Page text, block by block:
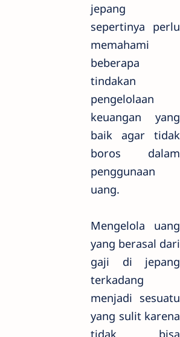
jepang
sepertinya perlu
memahami
beberapa
tindakan
pengelolaan
keuangan yang
baik agar tidak
boros dalam
penggunaan
uang.
Mengelola uang
yang berasal dari
gaji di jepang
terkadang
menjadi sesuatu
yang sulit karena
tidak bisa